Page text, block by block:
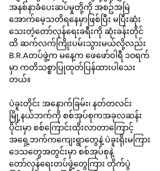
အနစ်နာခံပေးဆပ်မှုတို့ကို အစဥ်အမြဲ
အောက်မေ့သတိရနေမှာဖြစ်ပြီး မပြီးဆုံး
သေးတဲ့တော်လှန်ရေးခရီးကို ဆုံးခန်းတိုင်
ထိ ဆက်လက်ကြိုးပမ်းသွားမယ်လို့လည်း
B.R.Aတပ်ဖွဲ့က မနေ့က ဖေဖော်ဝါရီ ၁၀ရက်
မှာ ကတိသစ္စာပြုထုတ်ပြန်ထားပါသေး
တယ်။
ပဲခူးတိုင်း အနောက်ခြမ်း၊ နတ်တလင်း
မြို့နယ်ဘက်ကို စစ်အုပ်စုကအခုလဆန်း
ပိုင်းမှာ စစ်ကြောင်းထိုးလာတာကြောင့်
အရှေ့ဘက်ကကျေးရွာတွေနဲ့ ပဲခူးရိုးမကြား
ဒေသတွေအတွင်းမှာ စစ်အုပ်စုနဲ့
တော်လှန်ရေးတပ်ဖွဲ့တွေကြား တိုက်ပွဲ